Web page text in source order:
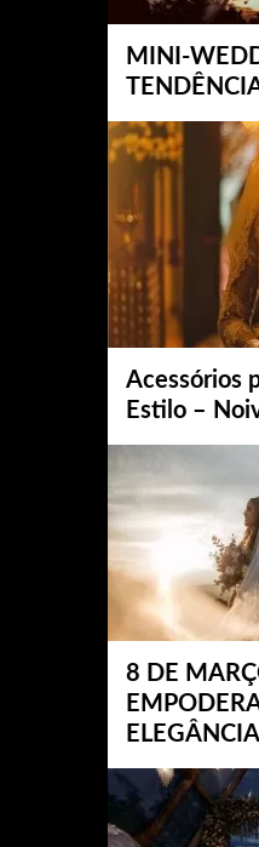
MINI-
Acessórios
Estilo –
8 DE
ELEGÂNCIA